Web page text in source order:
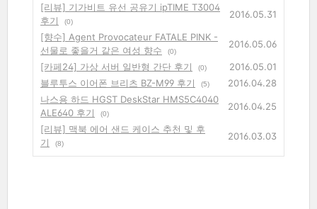
[리뷰] 기가비트 유선 공유기 ipTIME T3004
후기
(0)
2016.05.31
[향수] Agent Provocateur FATALE PINK -
선물로 좋을거 같은 여성 향수
(0)
2016.05.06
[카페24] 가상 서버 일반형 간단 후기
(0)
2016.05.01
블루투스 이어폰 브리츠 BZ-M99 후기
(5)
2016.04.28
나스용 하드 HGST DeskStar HMS5C4040
ALE640 후기
(0)
2016.04.25
[리뷰] 맥북 에어 샌드 케이스 추천 및 후
기
(8)
2016.03.03